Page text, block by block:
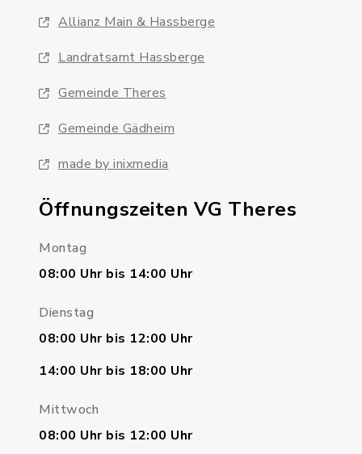
Allianz Main & Hassberge
Landratsamt Hassberge
Gemeinde Theres
Gemeinde Gädheim
made by inixmedia
Öffnungszeiten VG Theres
Montag
08:00 Uhr bis 14:00 Uhr
Dienstag
08:00 Uhr bis 12:00 Uhr
14:00 Uhr bis 18:00 Uhr
Mittwoch
08:00 Uhr bis 12:00 Uhr